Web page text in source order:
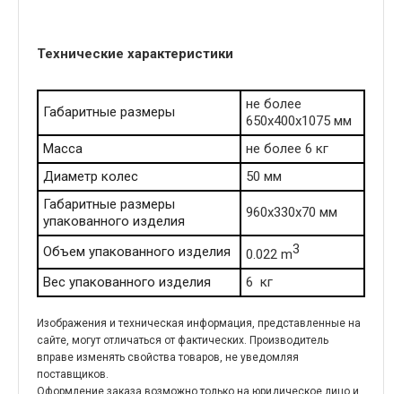
Технические характеристики
Габаритные размеры
не более
650х400х1075 мм
Масса
не более 6 кг
Диаметр колес
50 мм
Габаритные размеры
упакованного изделия
960х330х70 мм
Объем упакованного изделия 0.022 m3
Вес упакованного изделия 6 кг
Изображения и техническая информация, представленные на
сайте, могут отличаться от фактических. Производитель
вправе изменять свойства товаров, не уведомляя
поставщиков.